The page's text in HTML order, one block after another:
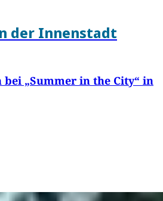
der Innenstadt
bei „Summer in the City“ in